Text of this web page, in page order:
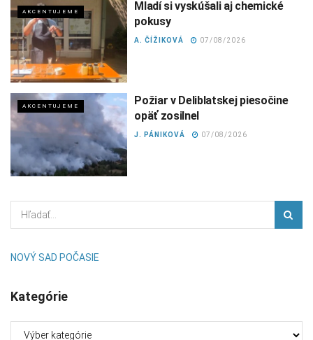
AKCENTUJEME
Mladí si vyskúšali aj chemické
pokusy
A. ČÍŽIKOVÁ 07/08/2026
AKCENTUJEME
Požiar v Deliblatskej piesočine
opäť zosilnel
J. PÁNIKOVÁ 07/08/2026
NOVÝ SAD POČASIE
Kategórie